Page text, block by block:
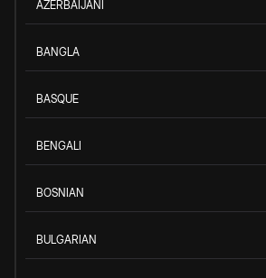
AZERBAIJANI
BANGLA
BASQUE
BENGALI
BOSNIAN
BULGARIAN